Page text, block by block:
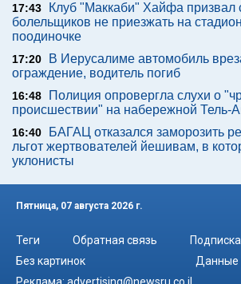
17:43
Клуб "Маккаби" Хайфа призвал
болельщиков не приезжать на
поодиночке
17:20
В Иерусалиме автомобиль
ограждение, водитель погиб
16:48
Полиция опровергла слухи о
происшествии" на набережной Тель-
16:40
БАГАЦ отказался заморозить
льгот жертвователей йешивам, в
уклонисты
Пятница, 07 августа 2026 г.
Теги Обратная связь
Без картинок
Данные